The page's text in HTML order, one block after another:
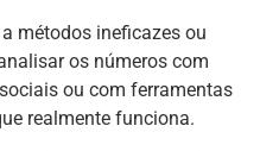
métodos ineficazes ou
os números com
ou com ferramentas
realmente funciona.